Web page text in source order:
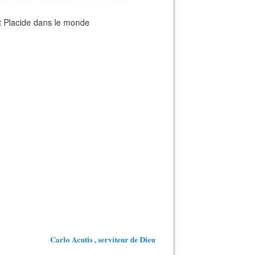
Placide dans le monde
Carlo Acutis , serviteur de Dieu